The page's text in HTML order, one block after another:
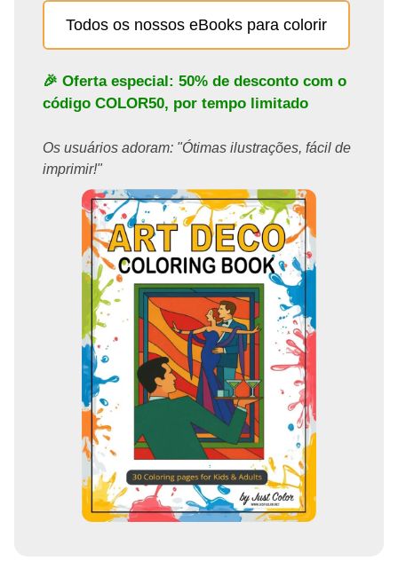
Todos os nossos eBooks para colorir
🎉 Oferta especial: 50% de desconto com o
código COLOR50, por tempo limitado
Os usuários adoram: "Ótimas ilustrações, fácil de
imprimir!"